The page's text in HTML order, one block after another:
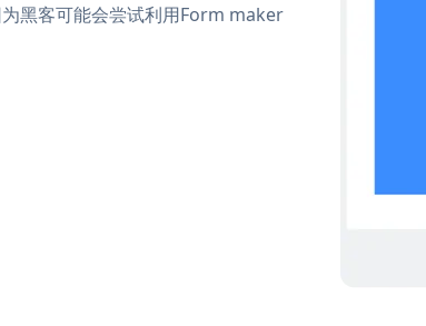
黑客可能会尝试利用Form maker